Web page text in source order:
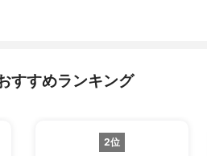
すすめランキング
2位